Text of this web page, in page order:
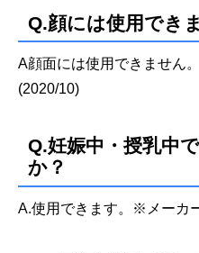
Q.顔には使用でき
A顔面には使用できません
(2020/10)
Q.妊娠中・授乳中
か？
A.使用できます。※メーカ